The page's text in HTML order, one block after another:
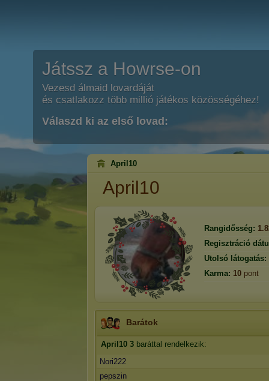
Játssz a Howrse-on
Vezesd álmaid lovardáját
és csatlakozz több millió játékos közösségéhez!
Válaszd ki az első lovad:
April10
April10
Rangidősség:
Regisztráció
Utolsó látogatás:
Karma: 10 pont
Barátok
April10 3 baráttal rendelkezik:
Nori222
pepszin